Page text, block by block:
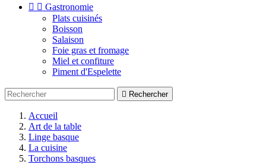
  Gastronomie
Plats cuisinés
Boisson
Salaison
Foie gras et fromage
Miel et confiture
Piment d'Espelette
 Rechercher
Accueil
Art de la table
Linge basque
La cuisine
Torchons basques